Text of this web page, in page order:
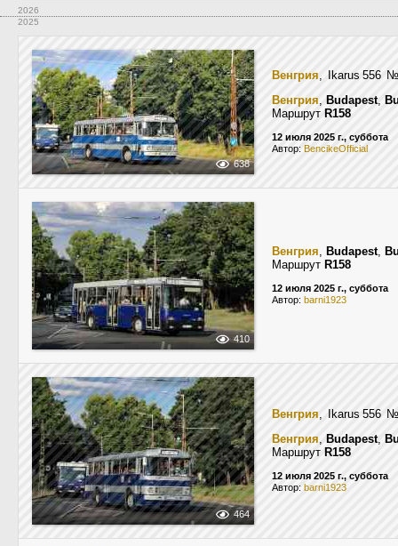
2026
2025
638
Венгрия, Ikarus 556
Венгрия, Budapest,
Маршрут R158
12 июля 2025 г., суббота
Автор: BencikeOfficial
410
Венгрия, Budapest,
Маршрут R158
12 июля 2025 г., суббота
Автор: barni1923
464
Венгрия, Ikarus 556
Венгрия, Budapest,
Маршрут R158
12 июля 2025 г., суббота
Автор: barni1923